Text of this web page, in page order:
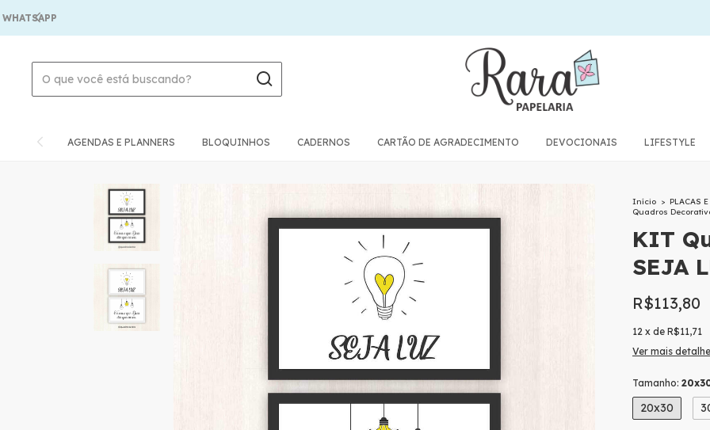
AGENDAS E PLANNERS BLOQUINHOS CADERNOS CARTÃO DE AGRADECIMENTO DEVOCIONAIS LIFESTYLE
Início > PLACAS
Quadros
KIT
SEJA
R$113,80
12 x de R$11,71
Ver mais
Tamanho:
20x30